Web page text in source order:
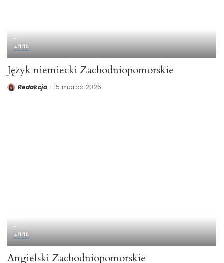
Inne
Język niemiecki Zachodniopomorskie
PostedRedakcja 15 marca 2026
Inne
Angielski Zachodniopomorskie